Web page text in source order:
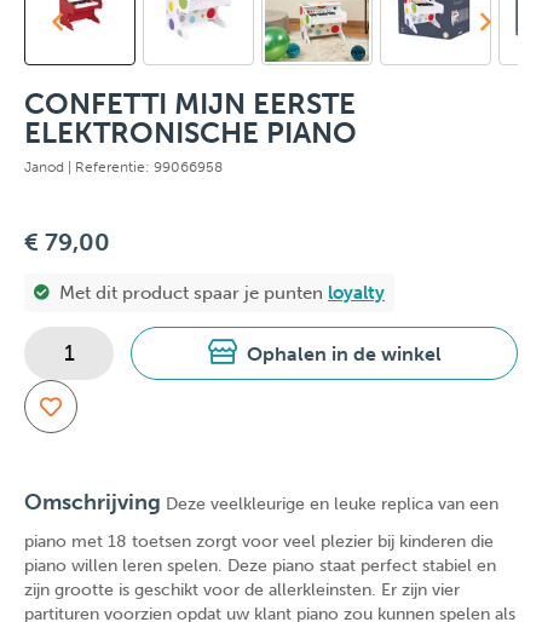
CONFETTI MIJN EERSTE
ELEKTRONISCHE PIANO
Janod | Referentie: 99066958
€ 79,00
Met dit product spaar je punten loyalty
Ophalen in de winkel
Omschrijving Deze veelkleurige en leuke replica van een
piano met 18 toetsen zorgt voor veel plezier bij kinderen die
piano willen leren spelen. Deze piano staat perfect stabiel en
zijn grootte is geschikt voor de allerkleinsten. Er zijn vier
partituren voorzien opdat uw klant piano zou kunnen spelen als